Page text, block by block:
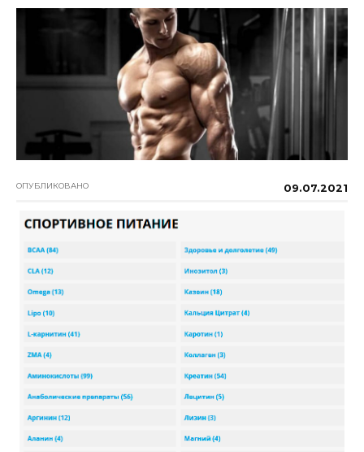
ОПУБЛИКОВАНО 09.07.2021